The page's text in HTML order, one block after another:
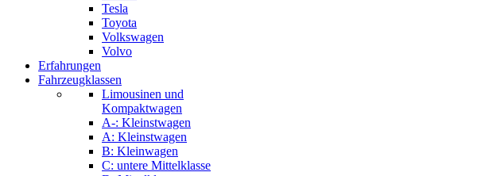
Tesla
Toyota
Volkswagen
Volvo
Erfahrungen
Fahrzeugklassen
Limousinen und
Kompaktwagen
A-: Kleinstwagen
A: Kleinstwagen
B: Kleinwagen
C: untere Mittelklasse